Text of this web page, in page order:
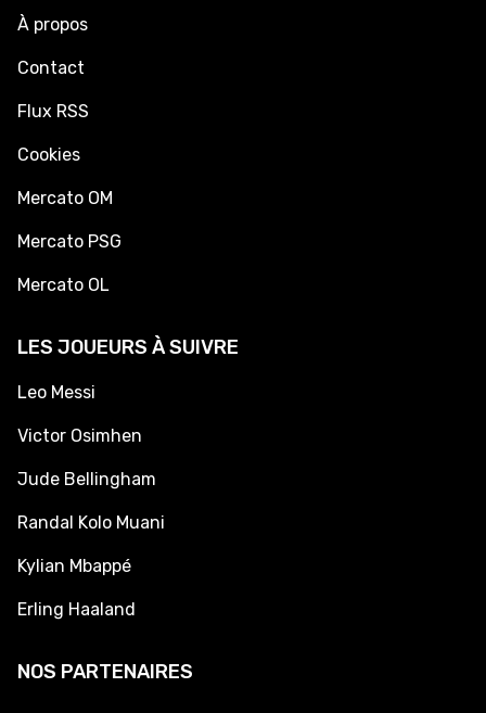
À propos
Contact
Flux RSS
Cookies
Mercato OM
Mercato PSG
Mercato OL
LES JOUEURS À SUIVRE
Leo Messi
Victor Osimhen
Jude Bellingham
Randal Kolo Muani
Kylian Mbappé
Erling Haaland
NOS PARTENAIRES